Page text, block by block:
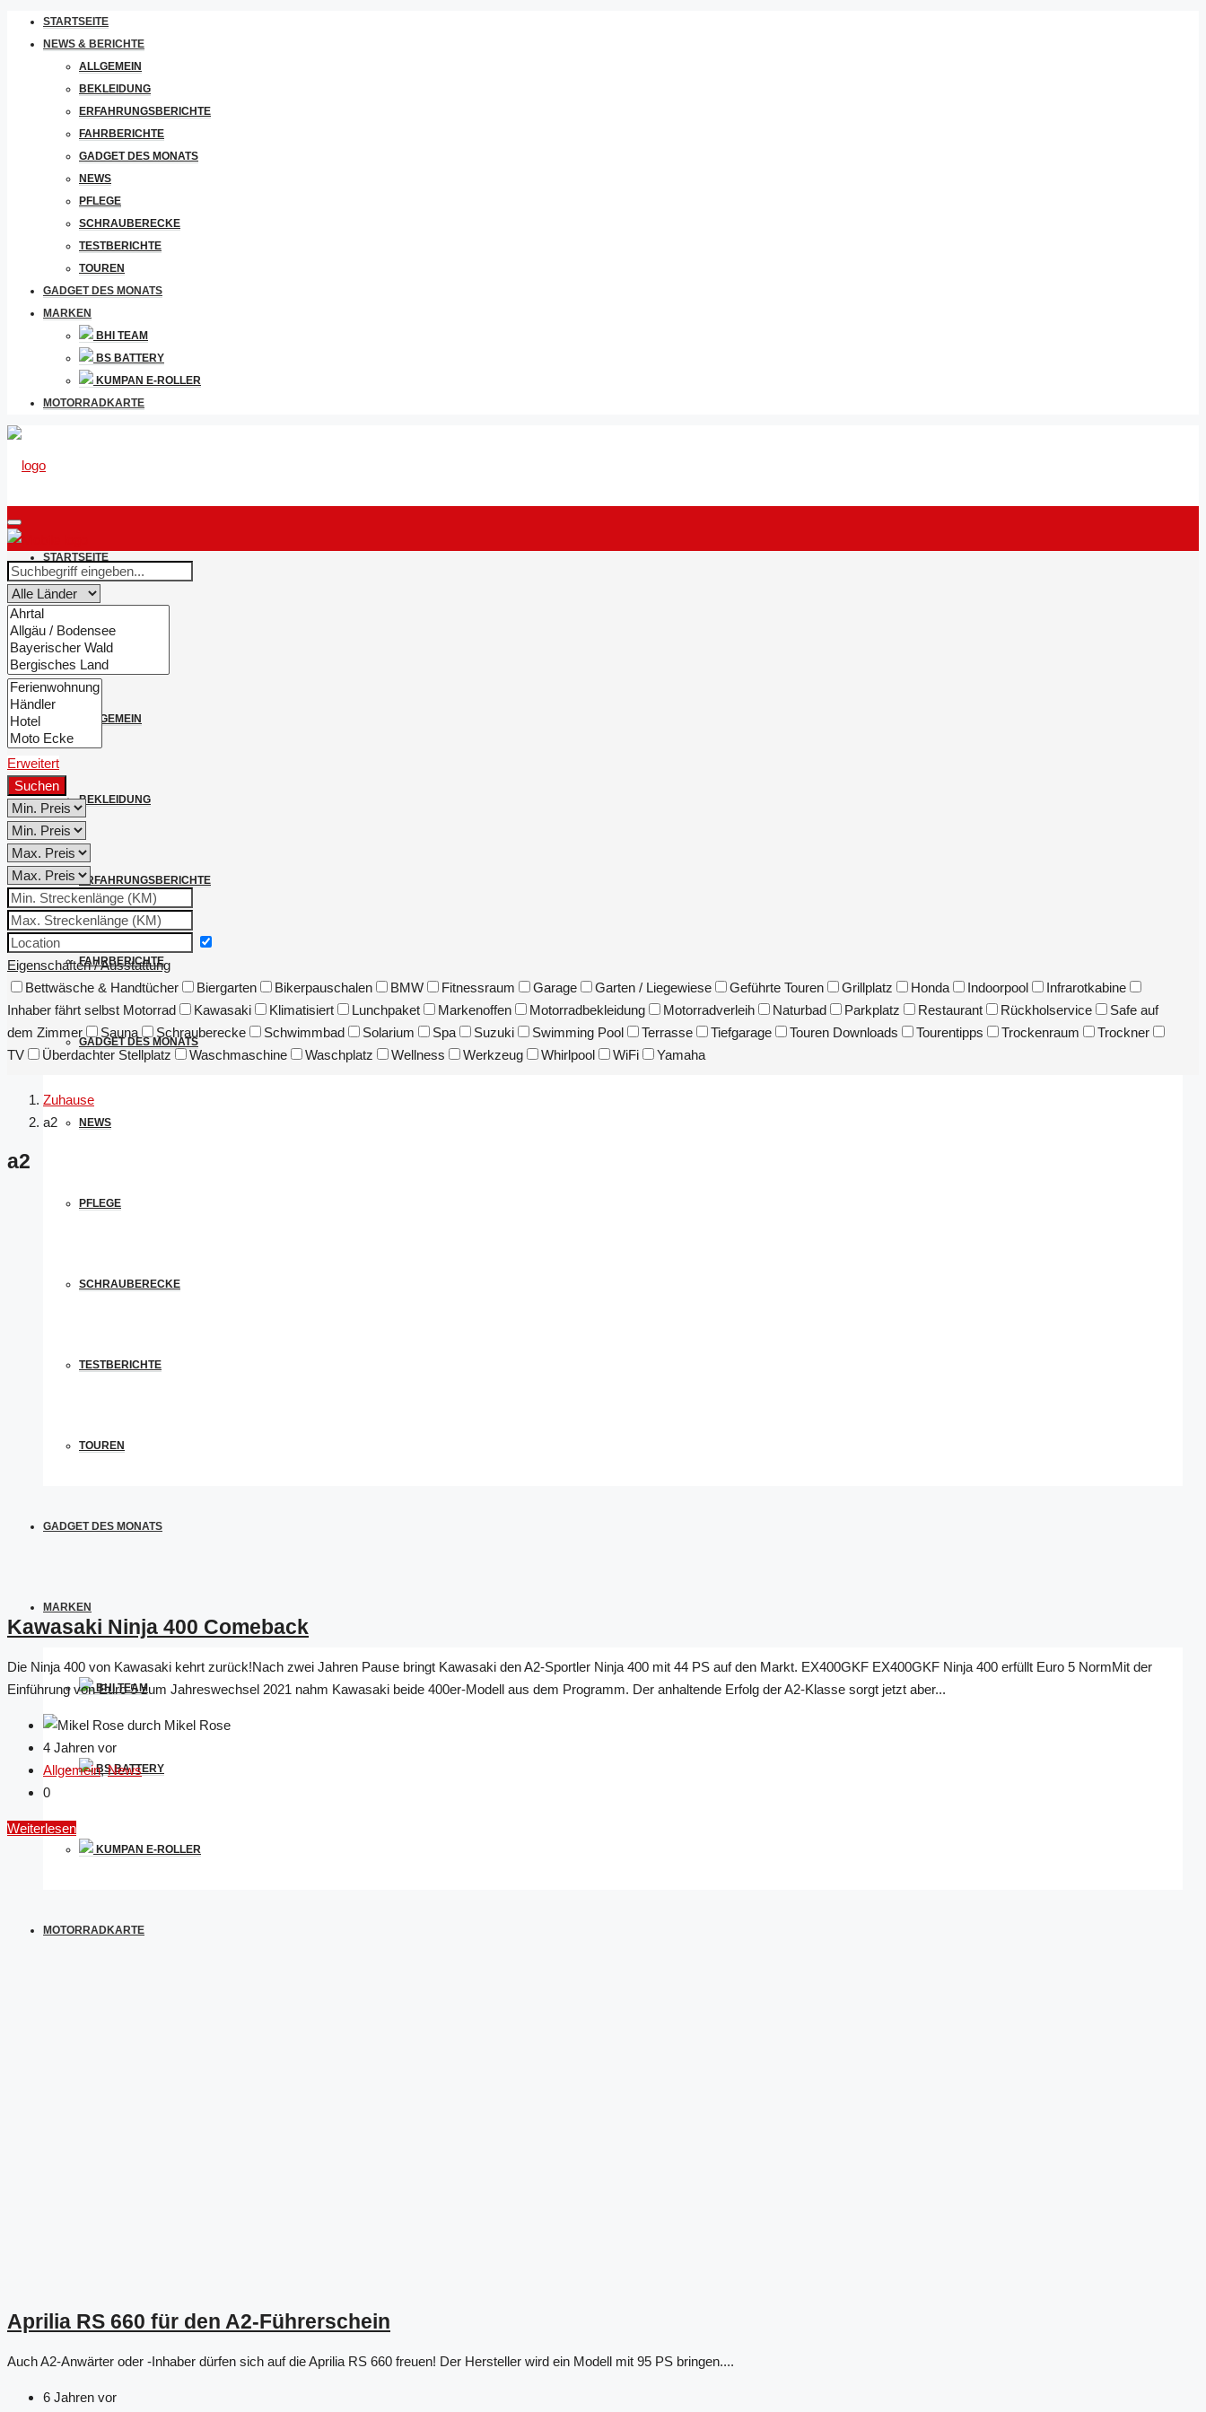
STARTSEITE
NEWS & BERICHTE
ALLGEMEIN
BEKLEIDUNG
ERFAHRUNGSBERICHTE
FAHRBERICHTE
GADGET DES MONATS
NEWS
PFLEGE
SCHRAUBERECKE
TESTBERICHTE
TOUREN
GADGET DES MONATS
MARKEN
BHI TEAM
BS BATTERY
KUMPAN E-ROLLER
MOTORRADKARTE
STARTSEITE
NEWS & BERICHTE
ALLGEMEIN
BEKLEIDUNG
ERFAHRUNGSBERICHTE
FAHRBERICHTE
GADGET DES MONATS
NEWS
PFLEGE
SCHRAUBERECKE
TESTBERICHTE
TOUREN
GADGET DES MONATS
MARKEN
BHI TEAM
BS BATTERY
KUMPAN E-ROLLER
MOTORRADKARTE
Erweitert
Suchen
Eigenschaften / Ausstattung
Bettwäsche & Handtücher
Biergarten Bikerpauschalen BMW Fitnessraum Garage Garten / Liegewiese Geführte Touren Grillplatz Honda Indoorpool
Infrarotkabine
Inhaber fährt selbst Motorrad
Kawasaki Klimatisiert Lunchpaket Markenoffen Motorradbekleidung Motorradverleih Naturbad Parkplatz Restaurant Rückholservice
Safe auf
dem Zimmer
Sauna Schrauberecke Schwimmbad Solarium Spa Suzuki Swimming Pool Terrasse Tiefgarage Touren Downloads Tourentipps Trockenraum
Trockner
TV
Überdachter Stellplatz Waschmaschine Waschplatz Wellness Werkzeug Whirlpool WiFi Yamaha
Zuhause
a2
a2
Kawasaki Ninja 400 Comeback
Die Ninja 400 von Kawasaki kehrt zurück!Nach zwei Jahren Pause bringt Kawasaki den A2-Sportler Ninja 400 mit 44 PS auf den Markt. EX400GKF EX400GKF Ninja 400 erfüllt Euro 5 NormMit der
Einführung von Euro 5 zum Jahreswechsel 2021 nahm Kawasaki beide 400er-Modell aus dem Programm. Der anhaltende Erfolg der A2-Klasse sorgt jetzt aber...
durch Mikel Rose
4 Jahren vor
Allgemein,News
0
Weiterlesen
Aprilia RS 660 für den A2-Führerschein
Auch A2-Anwärter oder -Inhaber dürfen sich auf die Aprilia RS 660 freuen! Der Hersteller wird ein Modell mit 95 PS bringen....
6 Jahren vor